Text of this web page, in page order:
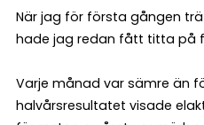
När jag för första gången
hade jag redan fått titta på
Varje månad var sämre än
halvårsresultatet visade